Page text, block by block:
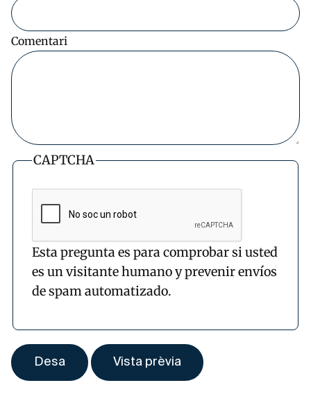
Comentari
CAPTCHA
Esta pregunta es para comprobar si usted
es un visitante humano y prevenir envíos
de spam automatizado.